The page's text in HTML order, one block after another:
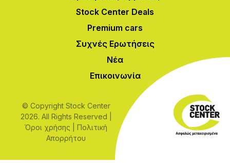
Stock Center Deals
Premium cars
Συχνές Ερωτήσεις
Νέα
Επικοινωνία
© Copyright Stock Center
2026. All Rights Reserved |
Όροι χρήσης |Πολιτική
Απορρήτου